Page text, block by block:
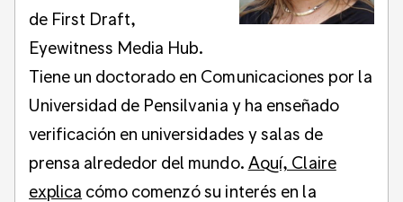
de First Draft,
Eyewitness Media Hub.
Tiene un doctorado en Comunicaciones por la
Universidad de Pensilvania y ha enseñado
verificación en universidades y salas de
prensa alrededor del mundo. Aquí, Claire
explica cómo comenzó su interés en la